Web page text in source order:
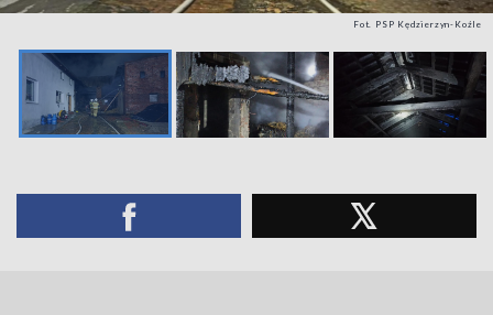
Fot. PSP Kędzierzyn-Koźle